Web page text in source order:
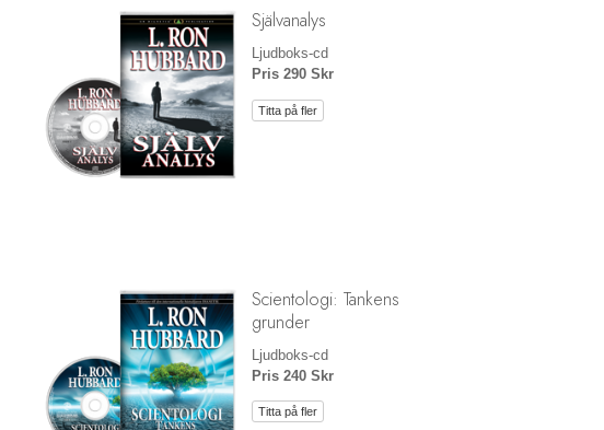
Självanalys
Ljudboks-cd
Pris 290 Skr
Titta på fler
Scientologi: Tankens
grunder
Ljudboks-cd
Pris 240 Skr
Titta på fler